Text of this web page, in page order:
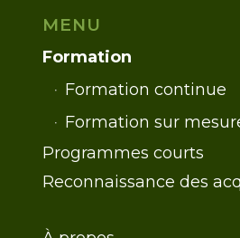
MENU
Formation
Formation continue
Formation sur
Programmes courts
Reconnaissance des